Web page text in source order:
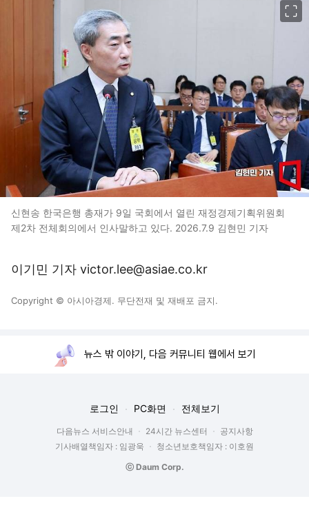
신현송 한국은행 총재가 9일 국회에서 열린 재정경제기획위원회
제2차 전체회의에서 인사말하고 있다. 2026.7.9 김현민 기자
이기민 기자 victor.lee@asiae.co.kr
Copyright © 아시아경제. 무단전재 및 재배포 금지.
뉴스 밖 이야기, 다음 커뮤니티 웹에서 보기
로그인 PC화면 전체보기
다음뉴스 서비스안내 24시간 뉴스센터
공지사항
기사배열책임자 : 임광욱
청소년보호책임자 : 이호원
ⓒ Daum Corp.